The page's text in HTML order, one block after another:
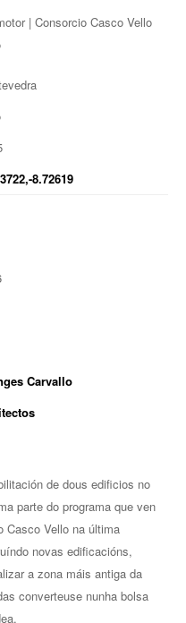
| Consorcio Casco Vello
8.72619
Carvallo
de dous edificios no
parte do programa que ven
Casco Vello na última
novas edificacións,
a zona máis antiga da
converteuse nunha bolsa